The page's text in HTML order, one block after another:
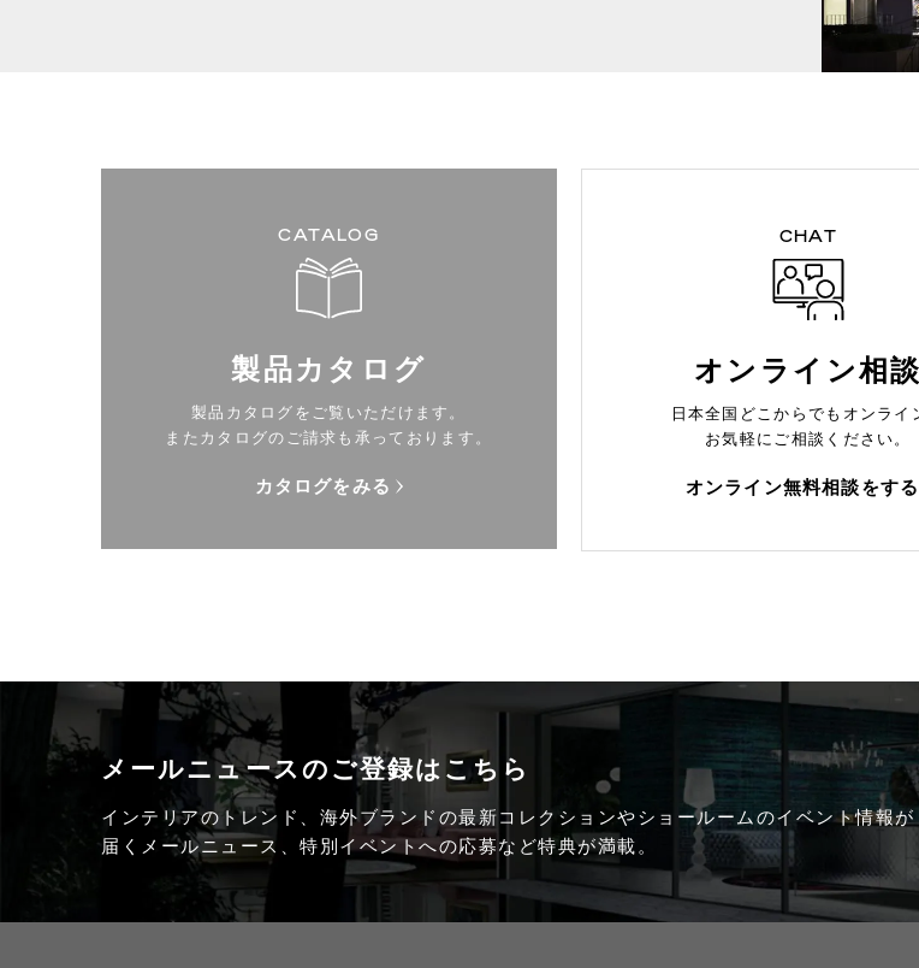
CATALOG
製品カタログ
製品カタログをご覧いただけます。
またカタログのご請求も承っております。
カタログをみる
CHAT
オンライン相談
日本全国どこからでもオンライ
お気軽にご相談ください。
オンライン無料相談をする
メールニュースの ご登録はこちら
インテリアのトレンド、海外ブランドの最新コレクションやショールームのイベント情報が
届くメールニュース、特別イベントへの応募など特典が満載。